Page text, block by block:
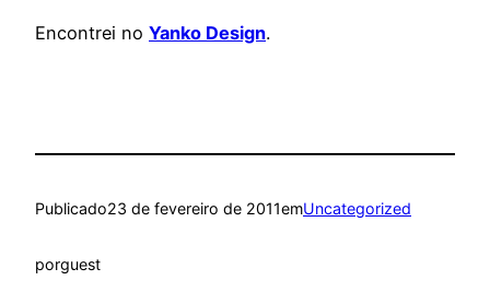
Encontrei no Yanko Design.
Publicado23 de fevereiro de 2011emUncategorized
porguest